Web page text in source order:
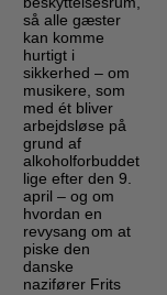
så alle gæster
kan komme
hurtigt i
sikkerhed – om
musikere, som
med ét bliver
arbejdsløse på
grund af
alkoholforbuddet
lige efter den 9.
april – og om
hvordan en
revysang om at
piske den
danske
nazifører Frits